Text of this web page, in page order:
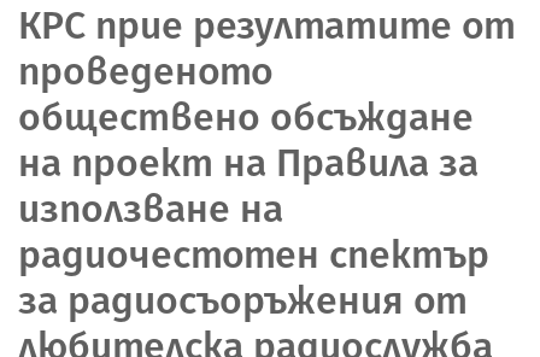
КРС прие резултатите от
проведеното
обществено обсъждане
на проект на Правила за
използване на
радиочестотен спектър
за радиосъоръжения от
любителска радиослужба